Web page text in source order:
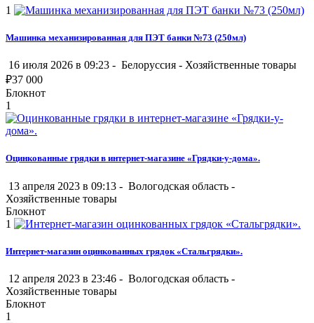
1
Машинка механизированная для ПЭТ банки №73 (250мл)
16 июля 2026 в 09:23 - Белоруссия - Хозяйственные товары
₽37 000
Блокнот
1
Оцинкованные грядки в интернет-магазине «Грядки-у-дома».
13 апреля 2023 в 09:13 - Вологодская область -
Хозяйственные товары
Блокнот
1
Интернет-магазин оцинкованных грядок «Стальгрядки».
12 апреля 2023 в 23:46 - Вологодская область -
Хозяйственные товары
Блокнот
1